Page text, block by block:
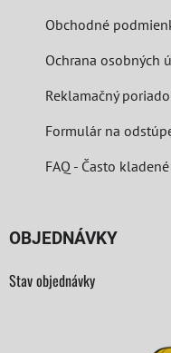
Obchodné
Ochrana osobných
Reklamačný
Formulár na
FAQ - Často
OBJEDNÁVKY
Stav objednávky